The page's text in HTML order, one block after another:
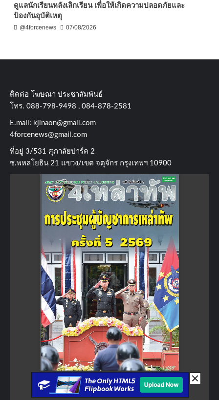
ดูแลนักเรียนหลังเลิกเรียน เพื่อให้เกิดความปลอดภัยและ
ป้องกันอุบัติเหตุ
@4forcenews 07/08/2026
ติดต่อ​ โฆษณา​ ประชาสัมพันธ์
โทร​. 088-798-9498 , 084-878-2581
E.mail: kjinaon@gmail.com
4forcenews@gmail.com
ที่อยู่​ 3/531​ ศุภาลัยปาร์ค​ 2
ซ.พหลโยธิน​ 21​ แขวง/เขต​ จตุจักร​ กรุงเทพฯ 10900